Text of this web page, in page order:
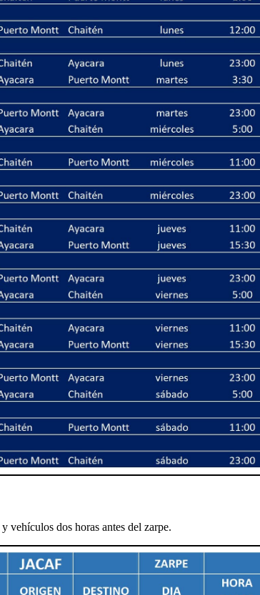
y vehículos dos horas antes del zarpe.